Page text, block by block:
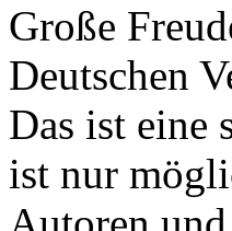
Große
Deutschen
Das ist eine
ist nur